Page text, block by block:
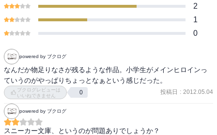
2
1
0
powered by ブクログ
なんだか物足りなさが残るような作品。小学生がメインヒロインっ
ていうのがやっぱりちょっとなぁという感じだった。
ブクログレビューは
いいねできません
0 投稿日 : 2012.05.04
powered by ブクログ
スニーカー文庫、というのが問題ありでしょうか？